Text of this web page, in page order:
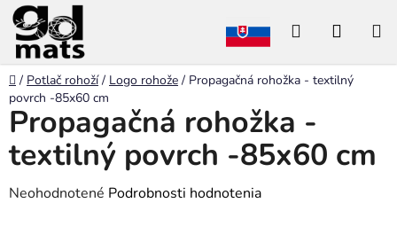
Prejsť
na
obsah
Hľadať
Domov
/ Potlač rohoží / Logo rohože / Propagačná rohožka - textilný
povrch -85x60 cm
Propagačná rohožka -
textilný povrch -85x60 cm
Priemerné
Neohodnotené Podrobnosti hodnotenia